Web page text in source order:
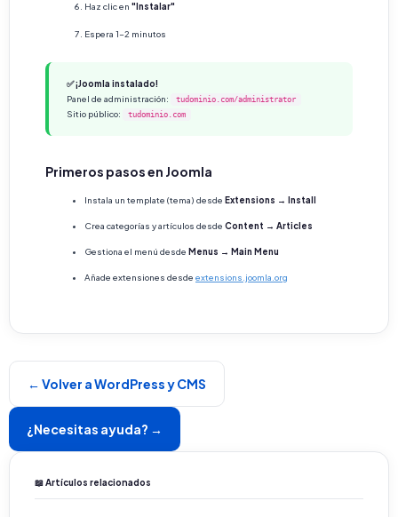
Haz clic en "Instalar"
Espera 1-2 minutos
✅ ¡Joomla instalado!
Panel de administración:
tudominio.com/administrator
Sitio público: tudominio.com
Primeros pasos en Joomla
Instala un template (tema) desde Extensions → Install
Crea categorías y artículos desde Content → Articles
Gestiona el menú desde Menus → Main Menu
Añade extensiones desde extensions.joomla.org
← Volver a WordPress y CMS
¿Necesitas ayuda? →
📖 Artículos relacionados